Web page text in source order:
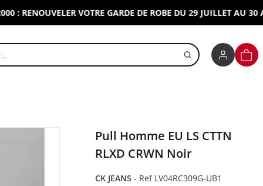
RENOUVELER VOTRE GARDE DE ROBE DU 29 JUILLET AU 30
un produit
Pull Homme EU LS CTTN
RLXD CRWN Noir
CK JEANS - Ref LV04RC309G-UB1